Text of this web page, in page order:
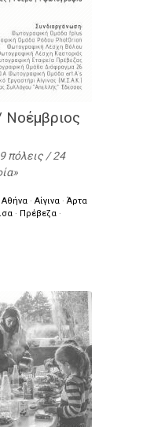
Νοέμβριος
πόλεις / 24
Αθήνα · Αίγινα · Άρτα
· Πρέβεζα ·